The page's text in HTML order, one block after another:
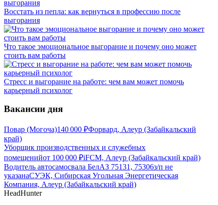
Восстать из пепла: как вернуться в профессию после
выгорания
Что такое эмоциональное выгорание и почему оно может
стоить вам работы
Стресс и выгорание на работе: чем вам может помочь
карьерный психолог
Вакансии дня
Повар (Могоча)140 000 ₽Форвард, Алеур (Забайкальский
край)
Уборщик производственных и служебных
помещенийот 100 000 ₽iFCM, Алеур (Забайкальский край)
Водитель автосамосвала БелАЗ 75131, 75306з/п не
указанаСУЭК, Сибирская Угольная Энергетическая
Компания, Алеур (Забайкальский край)
HeadHunter